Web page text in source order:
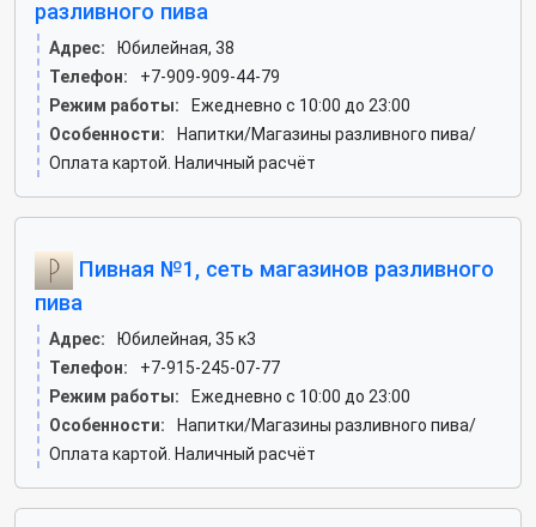
разливного пива
Адрес:
Юбилейная, 38
Телефон:
+7-909-909-44-79
Режим работы:
Ежедневно с 10:00 до 23:00
Особенности:
Напитки/Магазины разливного пива/
Оплата картой. Наличный расчёт
Пивная №1, сеть магазинов разливного
пива
Адрес:
Юбилейная, 35 к3
Телефон:
+7-915-245-07-77
Режим работы:
Ежедневно с 10:00 до 23:00
Особенности:
Напитки/Магазины разливного пива/
Оплата картой. Наличный расчёт